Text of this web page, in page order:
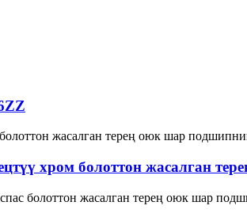
хром болоттон жасалган